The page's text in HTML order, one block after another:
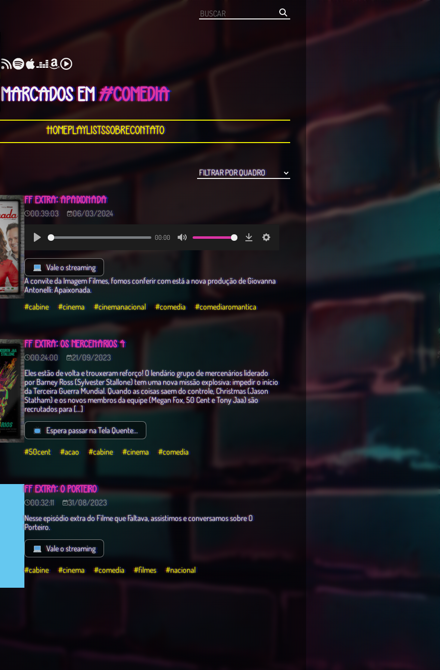
MARCADOS EM#COMEDIA
HomePlaylistsSobreContato
FF EXTRA: APAIXONADA
00:39:03 06/03/2024
00:00
Mute
Vale o streaming
A convite da Imagem Filmes, fomos conferir com está a nova produção de Giovanna
Antonelli: Apaixonada.
#cabine
#cinema #cinemanacional #comedia #comediaromantica
FF EXTRA: OS MERCENÁRIOS 4
00:24:00
21/09/2023
Eles estão de volta e trouxeram reforço! O lendário grupo de mercenários liderado
por Barney Ross (Sylvester Stallone) tem uma nova missão explosiva: impedir o início
da Terceira Guerra Mundial. Quando as coisas saem do controle, Christmas (Jason
Statham) e os novos membros da equipe (Megan Fox, 50 Cent e Tony Jaa) são
recrutados para […]
Espera passar na Tela Quente...
#50cent #acao #cabine #cinema #comedia
FF EXTRA: O PORTEIRO
00:32:11
31/08/2023
Nesse episódio extra do Filme que Faltava, assistimos e conversamos sobre O
Porteiro.
Vale o streaming
#cabine #cinema #comedia #filmes #nacional